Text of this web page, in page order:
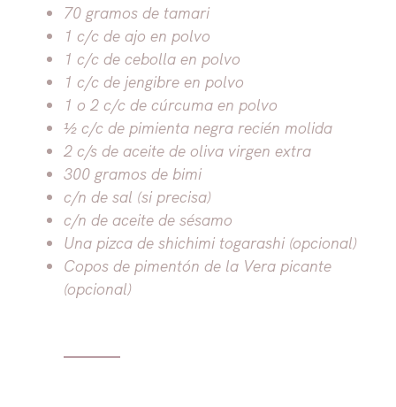
70 gramos de tamari
1 c/c de ajo en polvo
1 c/c de cebolla en polvo
1 c/c de jengibre en polvo
1 o 2 c/c de cúrcuma en polvo
½ c/c de pimienta negra recién molida
2 c/s de aceite de oliva virgen extra
300 gramos de bimi
c/n de sal (si precisa)
c/n de aceite de sésamo
Una pizca de shichimi togarashi (opcional)
Copos de pimentón de la Vera picante
(opcional)